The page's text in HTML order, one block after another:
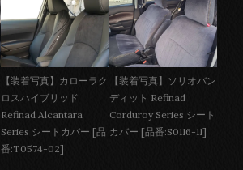
【装着写真】カローラク
ロスハイブリッド
Refinad Alcantara
Series シートカバー [品
番:T0574-02]
【装着写真】ソリオバン
ディット Refinad
Corduroy Series シート
カバー [品番:S0116-11]